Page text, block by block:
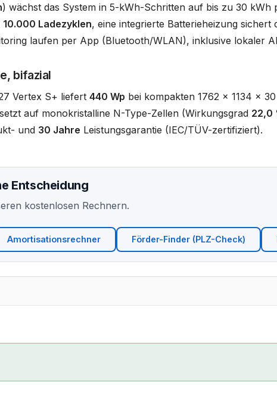
) wächst das System in 5-kWh-Schritten auf bis zu 30
10.000 Ladezyklen, eine integrierte Batterieheizung
laufen per App (Bluetooth/WLAN), inklusive lokaler
bifazial
Vertex S+ liefert 440 Wp bei kompakten 1762 x 1134 x
auf monokristalline N-Type-Zellen (Wirkungsgrad 22,0
und 30 Jahre Leistungsgarantie (IEC/TÜV-zertifiziert).
Entscheidung
kostenlosen Rechnern.
Amortisationsrechner Förder-Finder (PLZ-Check)